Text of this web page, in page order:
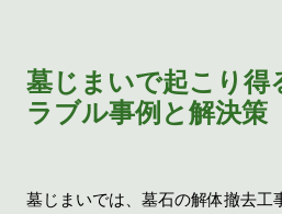
墓じまいで起こり得
ラブル事例と解決策
墓じまいでは、墓石の解体撤去工